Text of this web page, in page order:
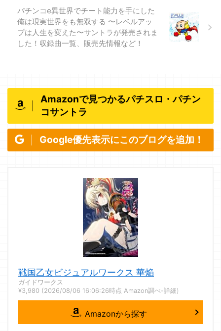
パチンコe異世界でチート能力を手にした
俺は現実世界をも無双する 〜レベルアッ
プは人生を変えた〜サントラが発売されま
した！収録曲一覧、販売先情報など！
Amazonで見つかるパチスロ・パチン
コサントラ
Google優先表示にこのブログを追加！
戦国乙女ビジュアルワークス 華焔
ガイドワークス
¥3,980 (2026/08/06 16:06:26時点 Amazon調べ-詳細)
Amazonから探す